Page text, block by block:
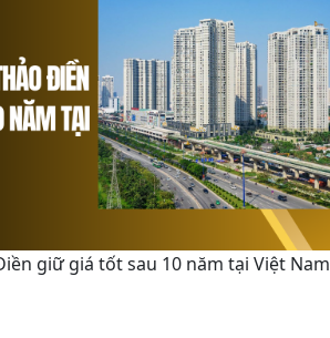
giữ giá tốt sau 10 năm tại Việt Nam